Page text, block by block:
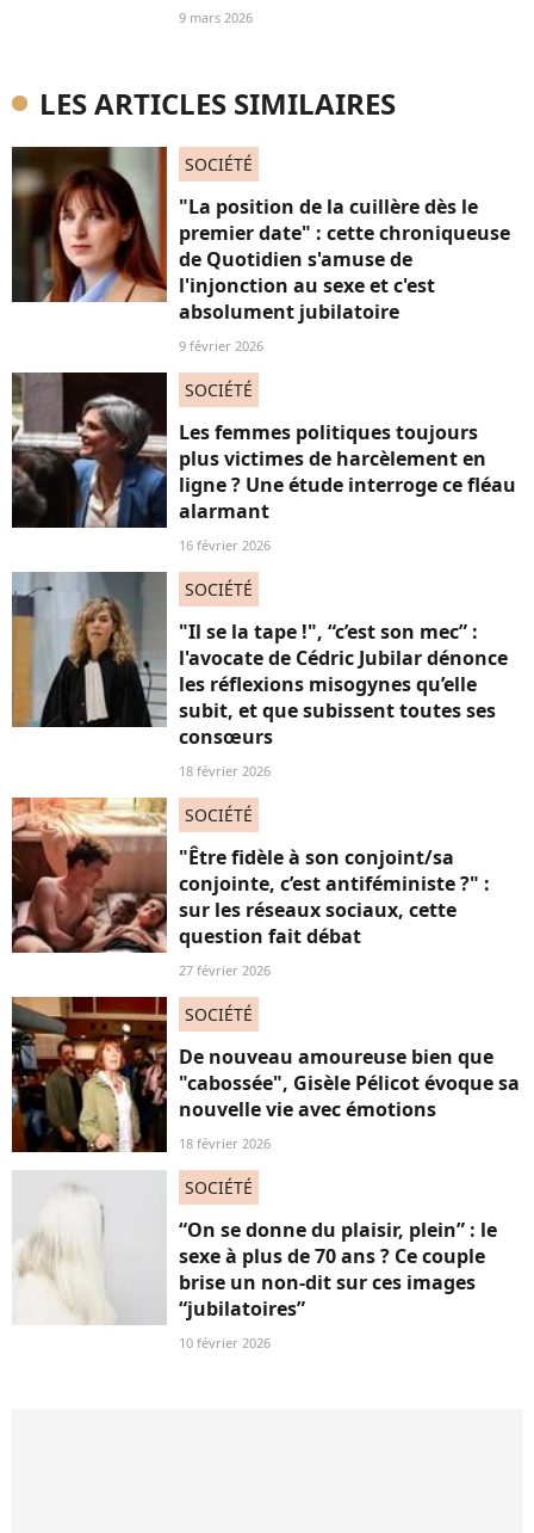
9 mars 2026
LES ARTICLES SIMILAIRES
SOCIÉTÉ
"La position de la cuillère dès le
premier date" : cette chroniqueuse
de Quotidien s'amuse de
l'injonction au sexe et c'est
absolument jubilatoire
9 février 2026
SOCIÉTÉ
Les femmes politiques toujours
plus victimes de harcèlement en
ligne ? Une étude interroge ce fléau
alarmant
16 février 2026
SOCIÉTÉ
"Il se la tape !", “c’est son mec” :
l'avocate de Cédric Jubilar dénonce
les réflexions misogynes qu’elle
subit, et que subissent toutes ses
consœurs
18 février 2026
SOCIÉTÉ
"Être fidèle à son conjoint/sa
conjointe, c’est antiféministe ?" :
sur les réseaux sociaux, cette
question fait débat
27 février 2026
SOCIÉTÉ
De nouveau amoureuse bien que
"cabossée", Gisèle Pélicot évoque sa
nouvelle vie avec émotions
18 février 2026
SOCIÉTÉ
“On se donne du plaisir, plein” : le
sexe à plus de 70 ans ? Ce couple
brise un non-dit sur ces images
“jubilatoires”
10 février 2026